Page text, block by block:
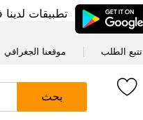
تطبيقات
موقعنا الجغرافي تتبع الطلب
بحث